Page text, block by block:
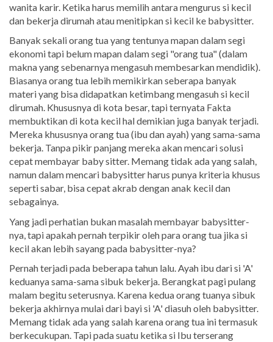
wanita karir. Ketika harus memilih antara mengurus si kecil
dan bekerja dirumah atau menitipkan si kecil ke babysitter.
Banyak sekali orang tua yang tentunya mapan dalam segi
ekonomi tapi belum mapan dalam segi "orang tua" (dalam
makna yang sebenarnya mengasuh membesarkan mendidik).
Biasanya orang tua lebih memikirkan seberapa banyak
materi yang bisa didapatkan ketimbang mengasuh si kecil
dirumah. Khususnya di kota besar, tapi ternyata Fakta
membuktikan di kota kecil hal demikian juga banyak terjadi.
Mereka khususnya orang tua (ibu dan ayah) yang sama-sama
bekerja. Tanpa pikir panjang mereka akan mencari solusi
cepat membayar baby sitter. Memang tidak ada yang salah,
namun dalam mencari babysitter harus punya kriteria khusus
seperti sabar, bisa cepat akrab dengan anak kecil dan
sebagainya.
Yang jadi perhatian bukan masalah membayar babysitter-
nya, tapi apakah pernah terpikir oleh para orang tua jika si
kecil akan lebih sayang pada babysitter-nya?
Pernah terjadi pada beberapa tahun lalu. Ayah ibu dari si 'A'
keduanya sama-sama sibuk bekerja. Berangkat pagi pulang
malam begitu seterusnya. Karena kedua orang tuanya sibuk
bekerja akhirnya mulai dari bayi si 'A' diasuh oleh babysitter.
Memang tidak ada yang salah karena orang tua ini termasuk
berkecukupan. Tapi pada suatu ketika si Ibu terserang